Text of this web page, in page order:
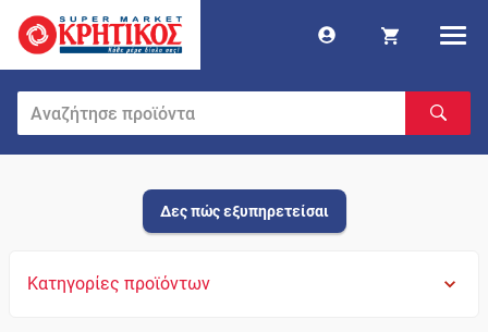
Δες πώς εξυπηρετείσαι
Κατηγορίες προϊόντων